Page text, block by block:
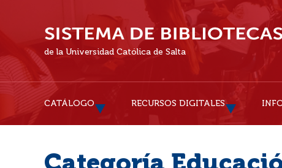
de la Universidad Católica de Salta
CATÁLOGO RECURSOS DIGITALES